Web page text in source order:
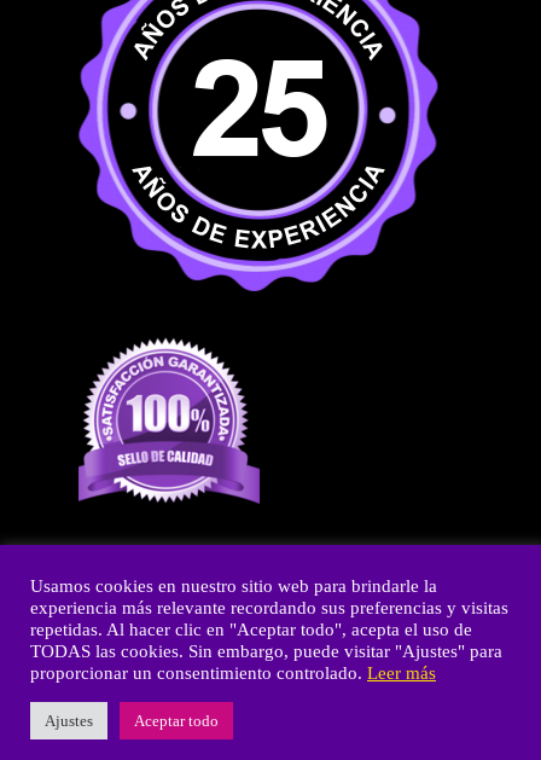
Copyright © 2026 Fiestas y Olé
Powered by Fiestas y Olé
Usamos cookies en nuestro sitio web para brindarle la
experiencia más relevante recordando sus preferencias y visitas
repetidas. Al hacer clic en "Aceptar todo", acepta el uso de
TODAS las cookies. Sin embargo, puede visitar "Ajustes" para
proporcionar un consentimiento controlado. Leer más
Ajustes Aceptar todo